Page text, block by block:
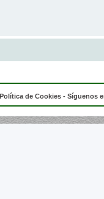
Política de Cookies - Síguenos